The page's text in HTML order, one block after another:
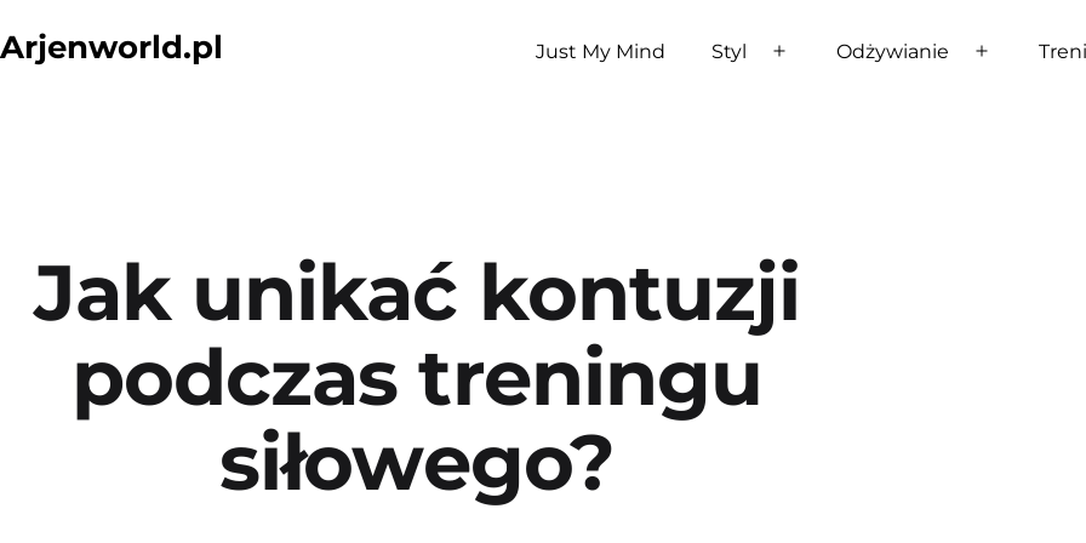
do
Arjenworld.pl Just My Mind Styl
RozwińOdżywianie
Rozwiń
Jak unikać kontuzji
podczas treningu
siłowego?